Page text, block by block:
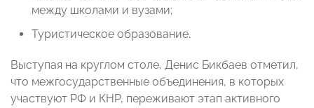
между школами и вузами;
Туристическое образование.
Выступая на круглом столе, Денис Бикбаев отметил,
что межгосударственные объединения, в которых
участвуют РФ и КНР, переживают этап активного